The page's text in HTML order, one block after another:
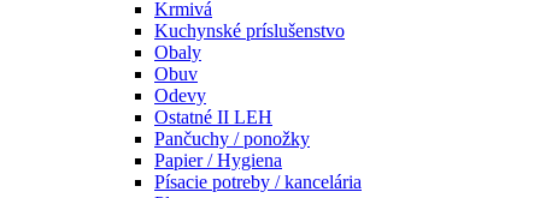
Krmivá
Kuchynské príslušenstvo
Obaly
Obuv
Odevy
Ostatné II LEH
Pančuchy / ponožky
Papier / Hygiena
Písacie potreby / kancelária